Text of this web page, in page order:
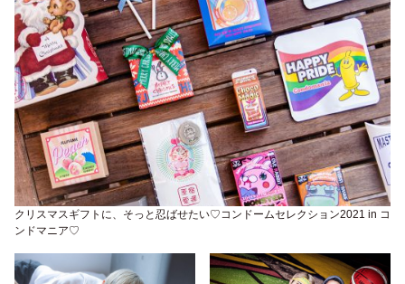
クリスマスギフトに、そっと忍ばせたい♡コンドームセレクション2021 in コ
ンドマニア♡